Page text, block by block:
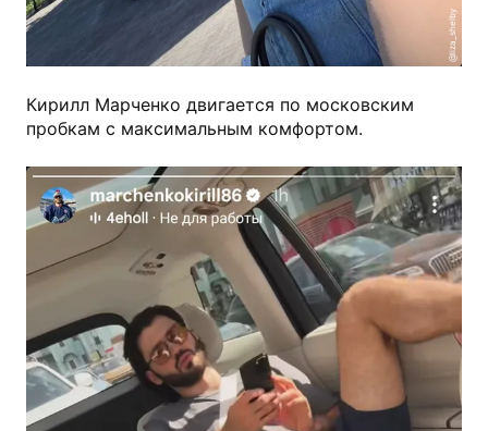
@liza_shelby
Кирилл Марченко двигается по московским
пробкам с максимальным комфортом.